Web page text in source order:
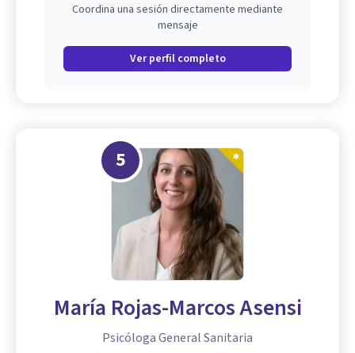
Coordina una sesión directamente mediante
mensaje
Ver perfil completo
5
María Rojas-Marcos Asensi
Psicóloga General Sanitaria